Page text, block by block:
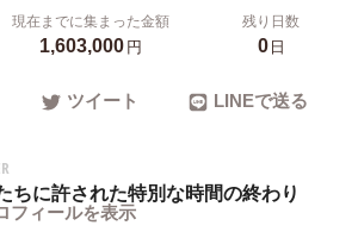
現在までに集まった金額
1,603,000円
残り日数
0日
ツイート LINEで送る
ちに許された特別な時間の終わり
フィールを表示